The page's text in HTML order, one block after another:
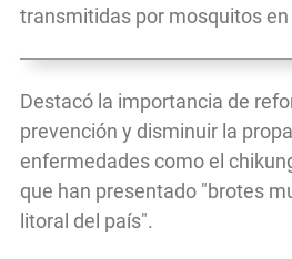
transmitidas por mosquitos en
Destacó la importancia de
prevención y disminuir la
enfermedades como el
que han presentado "brotes
litoral del país".